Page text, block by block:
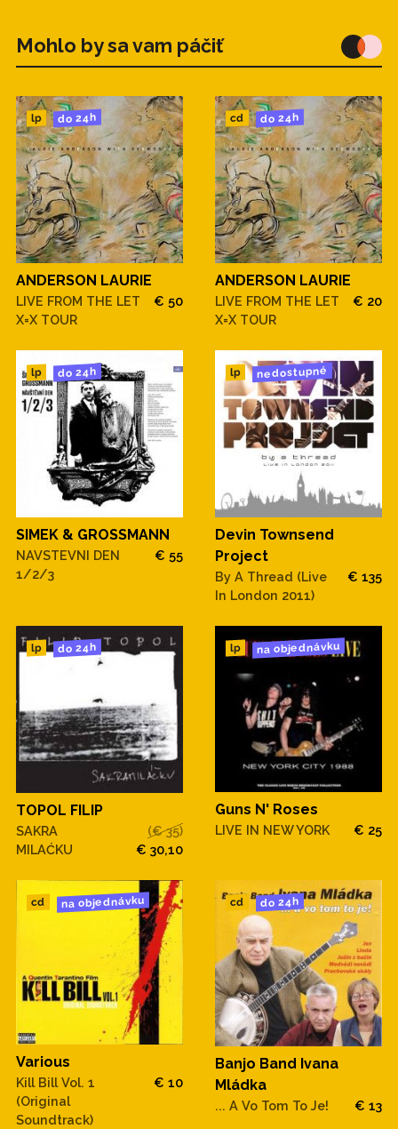
Mohlo by sa vam páčiť
lp do 24h
ANDERSON LAURIE
LIVE FROM THE LET
X=X TOUR
€ 50
cd do 24h
ANDERSON LAURIE
LIVE FROM THE LET
X=X TOUR
€ 20
lp do 24h
SIMEK & GROSSMANN
NAVSTEVNI DEN
1/2/3
€ 55
lp nedostupné
Devin Townsend
Project
By A Thread (Live
In London 2011)
€ 135
lp do 24h
TOPOL FILIP
SAKRA
MILAĆKU
(€ 35)
€ 30,10
lp na objednávku
Guns N' Roses
LIVE IN NEW YORK € 25
cd na objednávku
Various
Kill Bill Vol. 1
(Original
Soundtrack)
€ 10
cd do 24h
Banjo Band Ivana
Mládka
... A Vo Tom To Je! € 13